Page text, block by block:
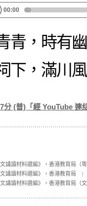
00:00
青，時有
下，滿川
(普)「經 YouTube 連结
讀材料選編》，香港教育局（粵
誦讀材料選編》，香港教育局
|
讀材料選編》，香港教育局（文